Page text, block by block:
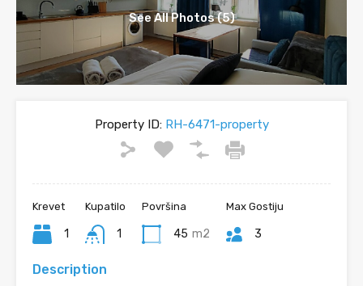
See All Photos (5)
Property ID:RH-6471-property
Krevet
1
Kupatilo
1
Površina
45 m2
Max Gostiju
3
Description